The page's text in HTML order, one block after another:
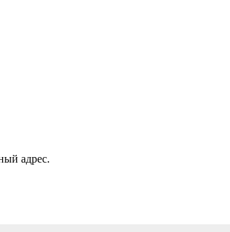
адрес.